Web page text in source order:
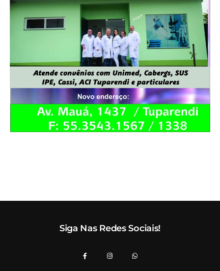
Siga Nas Redes Sociais!